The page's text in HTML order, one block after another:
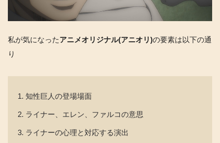
私が気になったアニメオリジナル(アニオリ)の要素は以下の通
り
知性巨人の登場場面
ライナー、エレン、ファルコの意思
ライナーの心理と対応する演出